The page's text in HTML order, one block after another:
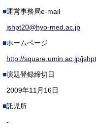
運営事務局e-mail
jshpt20@hyo-med.ac.jp
ホームページ
http://square.umin.ac.jp/
演題登録締切日
2009年11月16日
託児所
-